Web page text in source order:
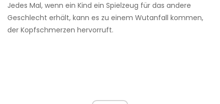
Jedes Mal, wenn ein Kind ein Spielzeug für das andere
Geschlecht erhält, kann es zu einem Wutanfall kommen,
der Kopfschmerzen hervorruft.